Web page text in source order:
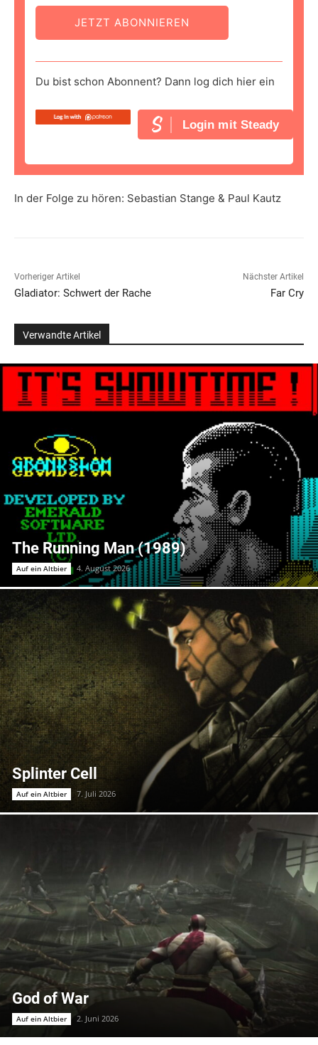
JETZT ABONNIEREN
Du bist schon Abonnent? Dann log dich hier ein
Login mit Steady
In der Folge zu hören: Sebastian Stange & Paul Kautz
Vorheriger Artikel
Gladiator: Schwert der Rache
Nächster Artikel
Far Cry
Verwandte Artikel
The Running Man (1989)
Auf ein Altbier 4. August 2026
Splinter Cell
Auf ein Altbier 7. Juli 2026
God of War
Auf ein Altbier 2. Juni 2026